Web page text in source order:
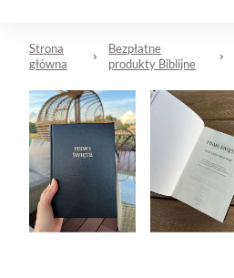
Strona
główna
Bezpłatne
produkty Biblijne